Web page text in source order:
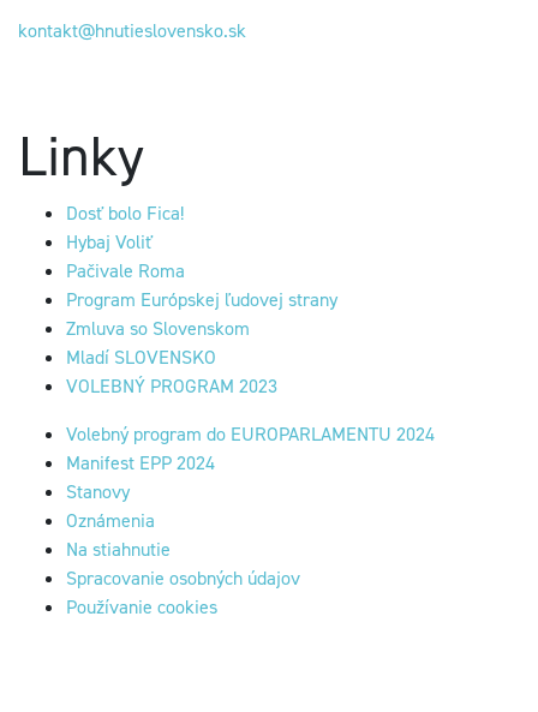
kontakt@hnutieslovensko.sk
Linky
Dosť bolo Fica!
Hybaj Voliť
Pačivale Roma
Program Európskej ľudovej strany
Zmluva so Slovenskom
Mladí SLOVENSKO
VOLEBNÝ PROGRAM 2023
Volebný program do EUROPARLAMENTU 2024
Manifest EPP 2024
Stanovy
Oznámenia
Na stiahnutie
Spracovanie osobných údajov
Používanie cookies